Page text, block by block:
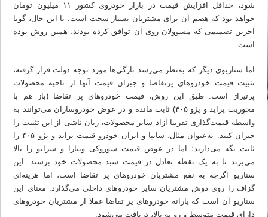
شود، حداقل افزایش قیمت در بازار خودروی کشور ۱۱ میلیون تومان
خواهد بود که هضم آن برای مشتریان بسیار سخت است. با این حال، گویا
آخرین تصمیمی که مسوولان روی آن توافق کرده بودند، همین روش بوده
است.
اما سناریوی دیگر که به‌نظر می‌رسد تازگی‌ها مورد توجه دولت قرار گرفته،
تثبیت قیمت خودروهای پرتقاضا و جبران قیمت آنها از ناحیه محصولات
پرتیراژ است. طبق این روش، قیمت خودروهای پر تقاضا (باز هم با
محوریت پراید و پژو ۴۰۵) ثابت مانده و در عوض خودروسازان می‌توانند به
واسطه قیمت‌گذاری تقریبا آزاد سایر محصولات، زیان ناشی از این تثبیت را
جبران کنند. به‌عنوان مثال، سایپا و ایران خودرو قیمت پراید و پژو ۴۰۵ را
ثابت نگه می‌دارند؛ اما در عوض قیمت سوزوکی ویتارا و سراتو را بالا
می‌برند تا به یک نقطه تعادل در قیمت سبد محصولات خود برسند. این
سناریو اگرچه به نفع مشتریان خودروهای پر تقاضا است، اما هزینه‌ای
گزاف را روی دوش مشتریان سایر خودروهای داخلی می‌گذارد. معنای این
سناریو آن است که یارانه خودروهای پر تقاضا عملا از مشتریان خودروهای
دارای قیمت متوسط و رو به بالا، دریافت می‌شود.